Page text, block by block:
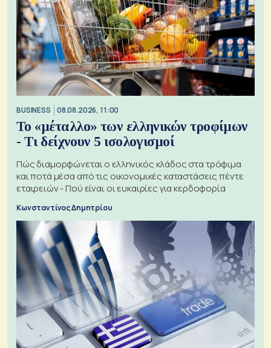
BUSINESS 08.08.2026, 11:00
Το «μέταλλο» των ελληνικών τροφίμων
- Τι δείχνουν 5 ισολογισμοί
Πώς διαμορφώνεται ο ελληνικός κλάδος στα τρόφιμα
και ποτά μέσα από τις οικονομικές καταστάσεις πέντε
εταιρειών - Πού είναι οι ευκαιρίες για κερδοφορία
Κωνσταντίνος Δημητρίου